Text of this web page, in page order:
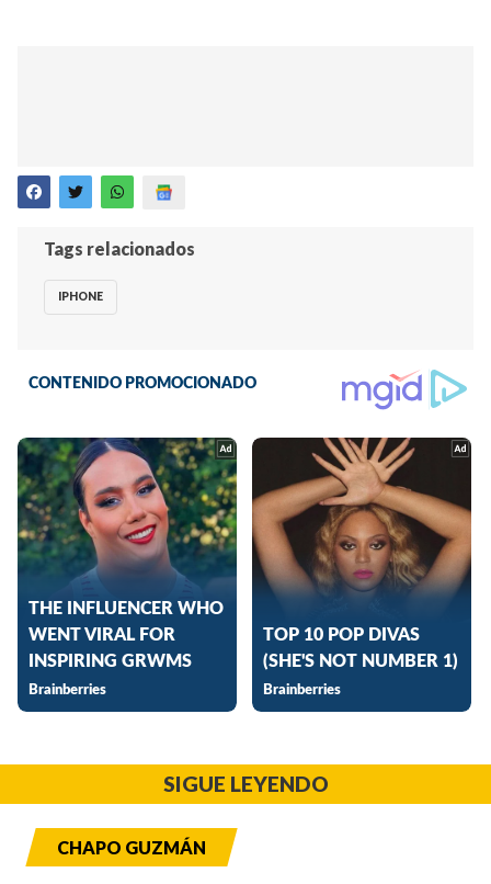
Tags relacionados
IPHONE
SIGUE LEYENDO
CHAPO GUZMÁN